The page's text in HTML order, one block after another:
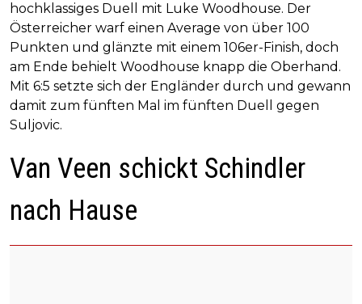
hochklassiges Duell mit Luke Woodhouse. Der
Österreicher warf einen Average von über 100
Punkten und glänzte mit einem 106er-Finish, doch
am Ende behielt Woodhouse knapp die Oberhand.
Mit 6:5 setzte sich der Engländer durch und gewann
damit zum fünften Mal im fünften Duell gegen
Suljovic.
Van Veen schickt Schindler
nach Hause